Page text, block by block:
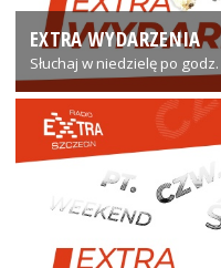
EXTRA WYDARZENIA
Słuchaj w niedzielę po